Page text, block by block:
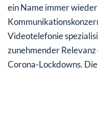
ein Name immer
Videotelefonie
zunehmender
Corona-Lockdowns.